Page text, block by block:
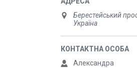
Берестейський
Україна
Александра